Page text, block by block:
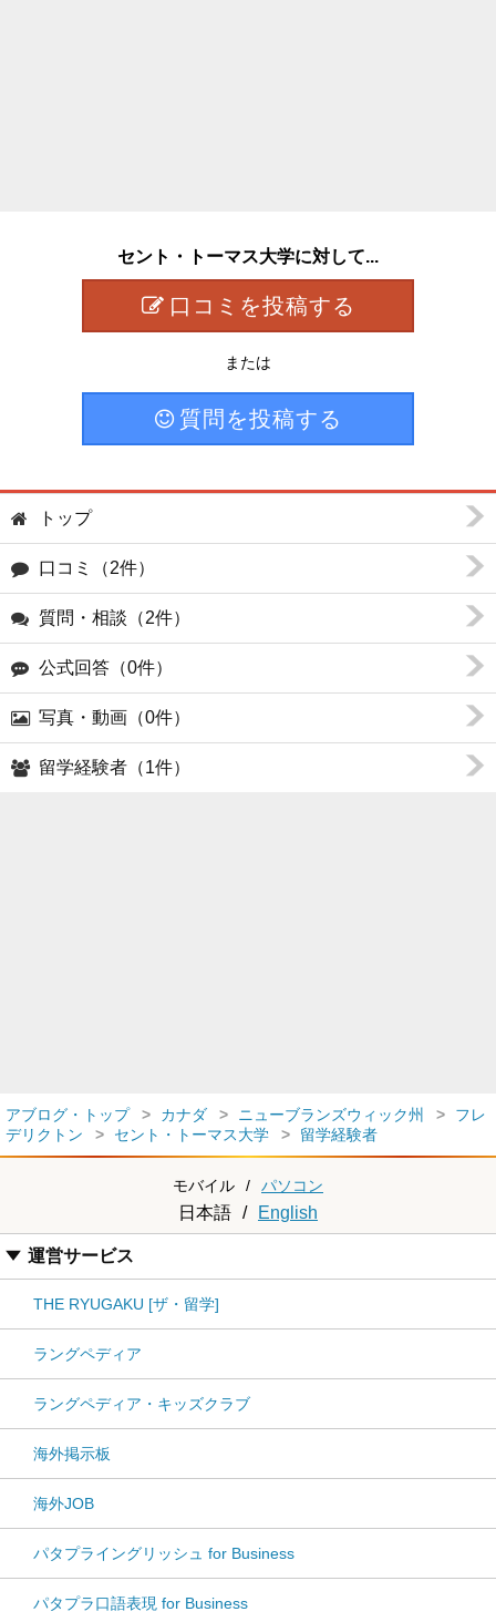
セント・トーマス大学に対して...
口コミを投稿する
または
質問を投稿する
トップ
口コミ（2件）
質問・相談（2件）
公式回答（0件）
写真・動画（0件）
留学経験者（1件）
アブログ・トップ カナダ ニューブランズウィック州
フレ
デリクトン
セント・トーマス大学 留学経験者
モバイル / パソコン
日本語 / English
運営サービス
THE RYUGAKU [ザ・留学]
ラングペディア
ラングペディア・キッズクラブ
海外掲示板
海外JOB
パタプライングリッシュ for Business
パタプラ口語表現 for Business